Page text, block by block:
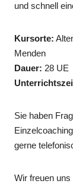
und schnell
Kursorte:
Menden
Dauer: 28 UE
Sie haben
gerne
Wir freuen uns